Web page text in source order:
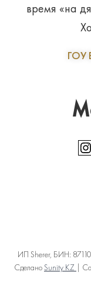
время «на
ГОУ
ИП Sherer, БИН:
Сделано Sunity KZ
|